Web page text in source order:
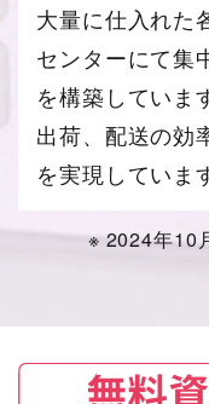
大量に仕入れた
センターにて集
を構築していま
出荷、配送の効
を実現していま
※ 2024年10